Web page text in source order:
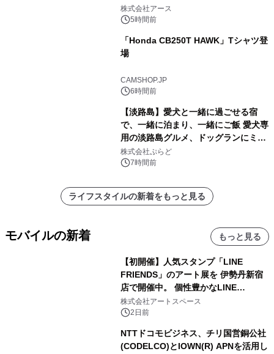
事例を株式会社アースが公開
株式会社アース
5時間前
「Honda CB250T HAWK」Tシャツ登
場
CAMSHOP.JP
6時間前
【淡路島】愛犬と一緒に過ごせる宿
で、一緒に泊まり、一緒にご飯 愛犬専
用の淡路島グルメ、ドッグランにミニ
プール グランピングとトレーラーハウ
スの2施設で
株式会社ぷらど
7時間前
ライフスタイルの新着をもっと見る
モバイルの新着 もっと見る
【初開催】人気スタンプ「LINE
FRIENDS」のアート展を 伊勢丹新宿
店で開催中。 個性豊かなLINE
FRIENDSの仲間たちが インテリアア
ートとして新たな魅力を発信。
株式会社アートスペース
2日前
NTTドコモビジネス、チリ国営銅公社
(CODELCO)とIOWN(R) APNを活用し